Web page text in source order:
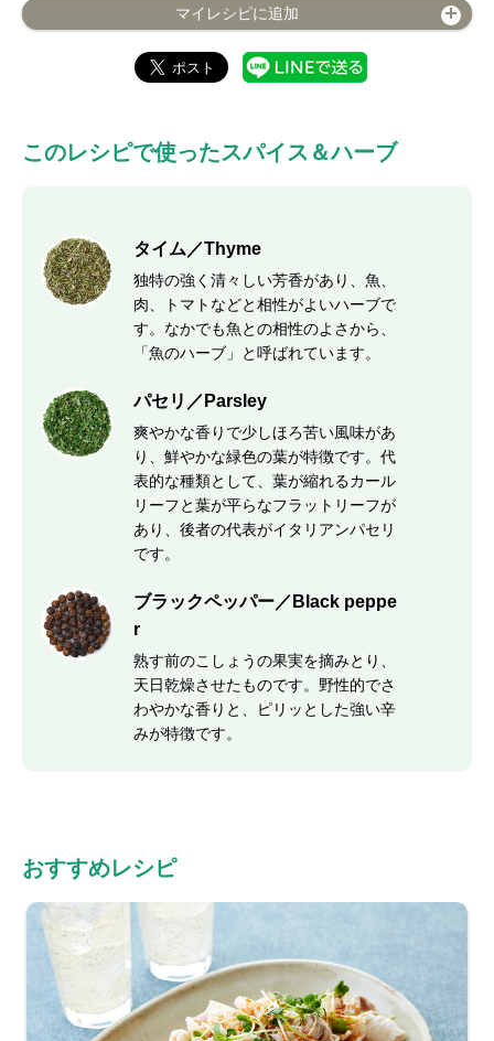
マイレシピに追加
このレシピで使ったスパイス＆ハーブ
タイム／Thyme
独特の強く清々しい芳香があり、魚、
肉、トマトなどと相性がよいハーブで
す。なかでも魚との相性のよさから、
「魚のハーブ」と呼ばれています。
パセリ／Parsley
爽やかな香りで少しほろ苦い風味があ
り、鮮やかな緑色の葉が特徴です。代
表的な種類として、葉が縮れるカール
リーフと葉が平らなフラットリーフが
あり、後者の代表がイタリアンパセリ
です。
ブラックペッパー／Black peppe
r
熟す前のこしょうの果実を摘みとり、
天日乾燥させたものです。野性的でさ
わやかな香りと、ピリッとした強い辛
みが特徴です。
おすすめレシピ